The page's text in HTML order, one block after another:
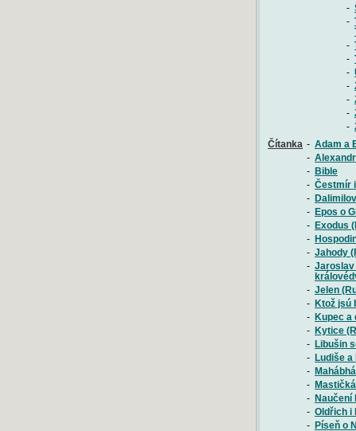
-
-
-
-
-
-
-
-
-
Čítanka - Adam a
-
- Bible
- Čestmír
-
- Epos o
- Exodus
-
- Jahody
- Jaroslav
- Jelen
- Ktož jsú
- Kupec a
- Kytice
- Libušin
- Ludiše a
-
-
- Naučení
- Oldřich i
- Píseň o